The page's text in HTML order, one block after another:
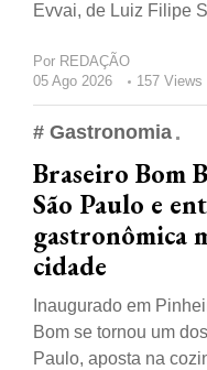
Evvai, de Luiz Filipe
Por REDAÇÃO
05 Ago 2026
157 Views
# Gastronomia
Braseiro Bom
São Paulo e
gastronômica
cidade
Inaugurado em
Bom se tornou um
Paulo, aposta na